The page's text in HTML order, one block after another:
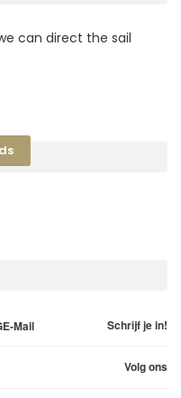
can direct the sail
Mail Schrijf je in!
Volg ons